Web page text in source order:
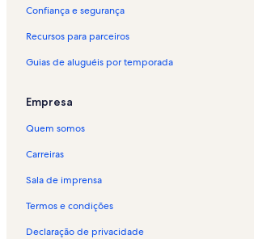
t
p
g
n
a
:
l
g
é
i
Confiança e segurança
Recursos para parceiros
Guias de aluguéis por temporada
Empresa
Quem somos
Carreiras
Sala de imprensa
Termos e condições
Declaração de privacidade